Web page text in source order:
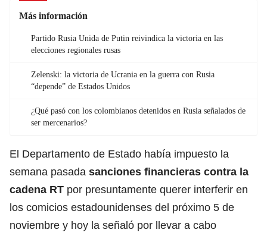
Más información
Partido Rusia Unida de Putin reivindica la victoria en las
elecciones regionales rusas
Zelenski: la victoria de Ucrania en la guerra con Rusia
“depende” de Estados Unidos
¿Qué pasó con los colombianos detenidos en Rusia señalados de
ser mercenarios?
El Departamento de Estado había impuesto la
semana pasada sanciones financieras contra la
cadena RT por presuntamente querer interferir en
los comicios estadounidenses del próximo 5 de
noviembre y hoy la señaló por llevar a cabo